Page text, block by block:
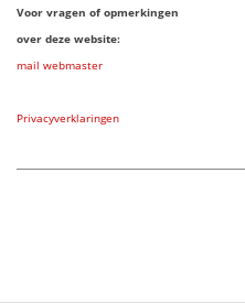
Voor vragen of opmerkingen
over deze website:
mail webmaster
Privacyverklaringen